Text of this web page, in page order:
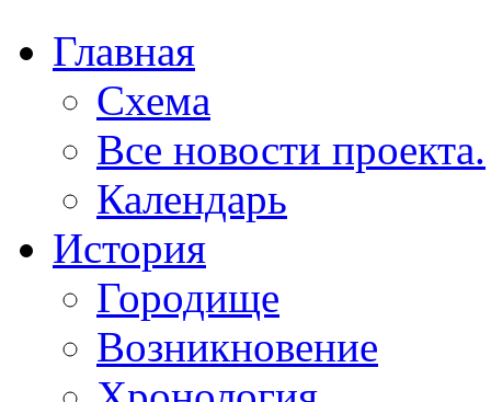
Главная
Схема
Все новости проекта.
Календарь
История
Городище
Возникновение